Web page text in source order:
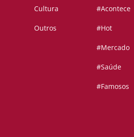
Cultura
Outros
#Acontece
#Hot
#Mercado
#Saúde
#Famosos